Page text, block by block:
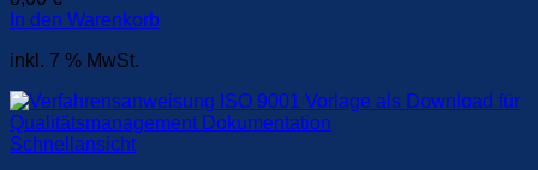
In den Warenkorb
inkl. 7 % MwSt.
Schnellansicht